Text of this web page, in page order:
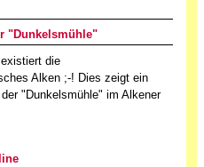
"Dunkelsmühle"
die
Alken ;-! Dies zeigt ein
"Dunkelsmühle" im Alkener